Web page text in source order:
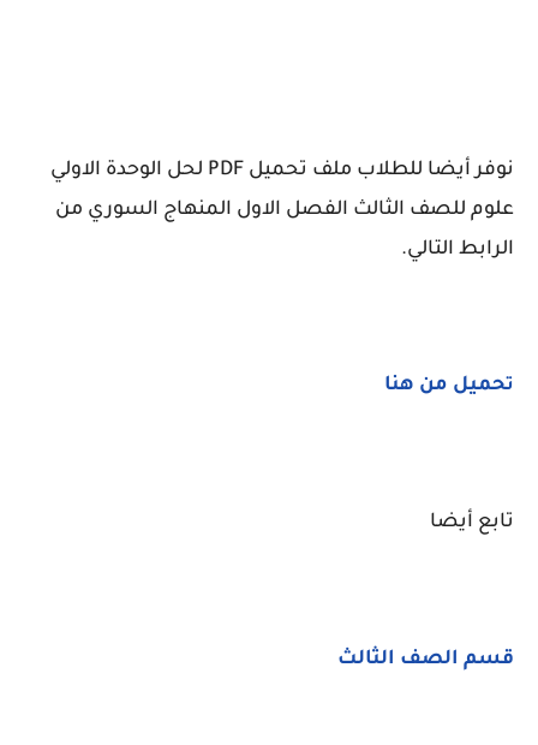
نوفر أيضا للطلاب ملف تحميل PDF لحل الوحدة الاولي
علوم للصف الثالث الفصل الاول المنهاج السوري من
الرابط التالي.
تحميل من هنا
تابع أيضا
قسم الصف الثالث